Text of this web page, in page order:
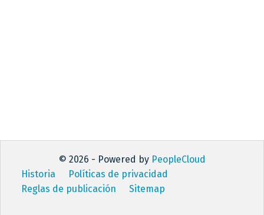
© 2026 - Powered by PeopleCloud
Historia
Políticas de privacidad
Reglas de publicación
Sitemap